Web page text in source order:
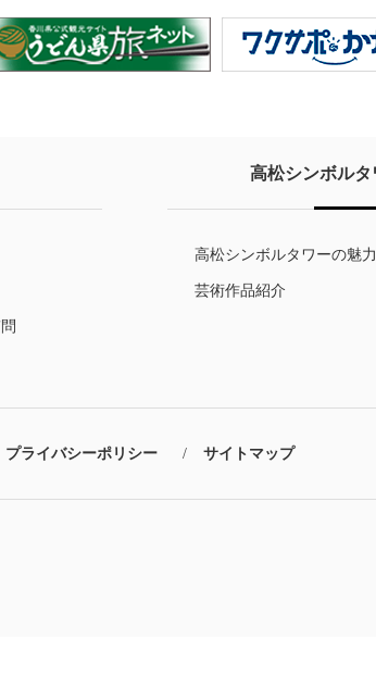
高松シンボル
高松シンボルタワーの魅力
芸術作品紹介
プライバシーポリシー サイトマップ